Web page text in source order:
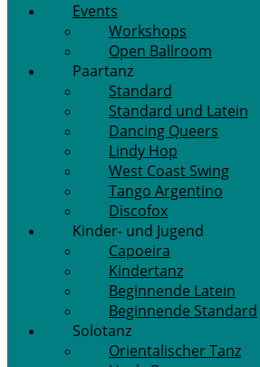
Events
Workshops
Open Ballroom
Paartanz
Standard
Standard und Latein
Dancing Queers
Lindy Hop
West Coast Swing
Tango Argentino
Discofox
Kinder- und Jugend
Capoeira
Kindertanz
Beginnende Latein
Beginnende Standard
Solotanz
Orientalischer Tanz